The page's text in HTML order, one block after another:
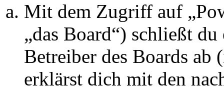
Mit dem Zugriff auf
„das Board“) schließt
Betreiber des Boards ab
erklärst dich mit den